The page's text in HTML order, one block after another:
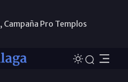
Campaña Pro Templos